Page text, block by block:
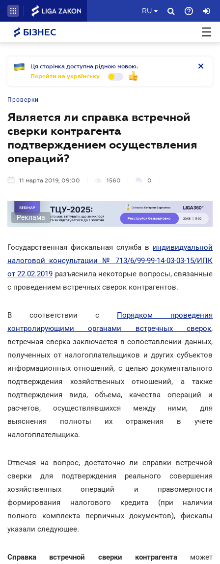
RU
БІЗНЕС
Ця сторінка доступна рідною мовою.
Перейти на українську
Проверки
Является ли справка встречной
сверки контрагента
подтверждением осуществления
операций?
11 марта 2019, 09:00 1560 0
Реклама
Государственная фискальная служба в индивидуальной
налоговой консультации № 713/6/99-99-14-03-03-15/ИПК
от 22.02.2019 разъяснила некоторые вопросы, связанные
с проведением встречных сверок контрагентов.
В соответствии с Порядком проведения
контролирующими органами встречных сверок,
встречная сверка заключается в сопоставлении данных,
полученных от налогоплательщиков и других субъектов
информационных отношений, с целью документального
подтверждения хозяйственных отношений, а также
подтверждения вида, объема, качества операций и
расчетов, осуществлявшихся между ними, для
выяснения полноты их отражения в учете
налогоплательщика.
Отвечая на вопрос, достаточно ли справки встречной
сверки для подтверждения реального совершения
хозяйственных операций и правомерности
формирования налогового кредита (при наличии
полного комплекта первичных документов), фискалы
указали следующее.
Справка встречной сверки контрагентаможет